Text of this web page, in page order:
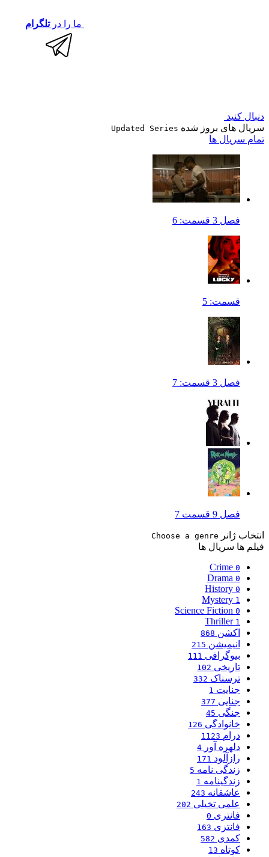
ما را درتلگرام
دنبال کنید
سریال های بروز شده Updated Series
تمام سریال ها
فصل 3 قسمت: 6
قسمت: 5
فصل 3 قسمت: 7
فصل 9 قسمت 7
انتخاب ژانر Choose a genre
فیلم ها سریال ها
Crime 0
Drama 0
History 0
Mystery 1
Science Fiction 0
Thriller 1
اکشن 868
انیمیشن 215
بیوگرافی 111
تاریخی 102
ترسناک 332
جنایت 1
جنایی 377
جنگی 45
خانوادگی 126
درام 1123
دلهره آور 4
رازآلود 171
زندگی نامه 5
زندگینامه 1
عاشقانه 243
علمی تخیلی 202
فانتری 0
فانتزی 163
کمدی 582
کوتاه 13